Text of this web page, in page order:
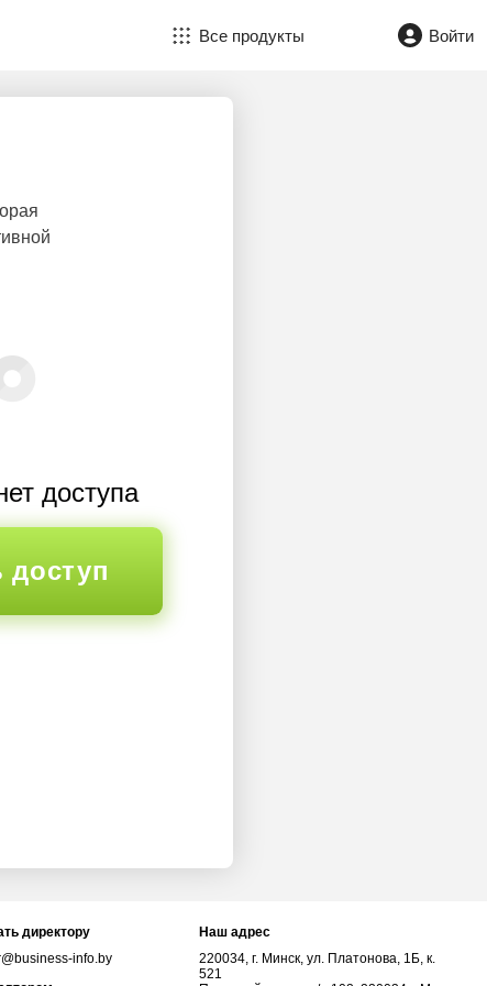
Все продукты Войти
доступа
доступ
директору
info.by
Наш адрес
220034, г. Минск, ул. Платонова, 1Б, к.
521